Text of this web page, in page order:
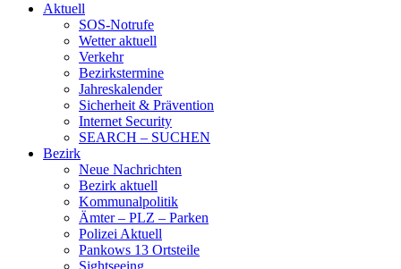
Aktuell
SOS-Notrufe
Wetter aktuell
Verkehr
Bezirkstermine
Jahreskalender
Sicherheit & Prävention
Internet Security
SEARCH – SUCHEN
Bezirk
Neue Nachrichten
Bezirk aktuell
Kommunalpolitik
Ämter – PLZ – Parken
Polizei Aktuell
Pankows 13 Ortsteile